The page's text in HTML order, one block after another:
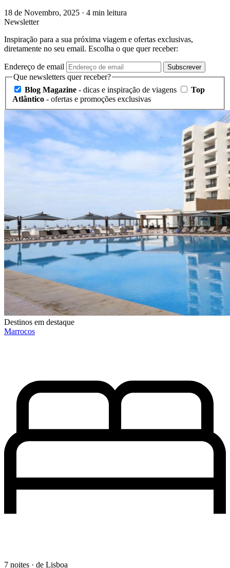
18 de Novembro, 2025 · 4 min leitura
Newsletter
Inspiração para a sua próxima viagem e ofertas exclusivas,
diretamente no seu email. Escolha o que quer receber:
Endereço de email Subscrever
Que newsletters quer receber?
Blog Magazine - dicas e inspiração de viagens
Top
Atlântico - ofertas e promoções exclusivas
Destinos em destaque
Marrocos
7 noites · de Lisboa